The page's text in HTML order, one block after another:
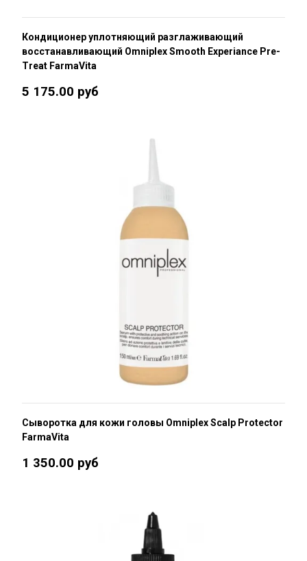
Кондиционер уплотняющий разглаживающий
восстанавливающий Omniplex Smooth Experiance Pre-
Treat FarmaVita
5 175.00 руб
Сыворотка для кожи головы Omniplex Scalp Protector
FarmaVita
1 350.00 руб